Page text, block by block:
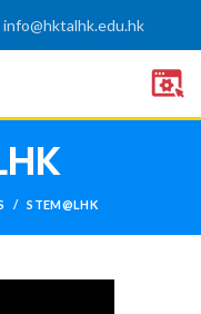
info@hktalhk.edu.hk
STEM@LHK